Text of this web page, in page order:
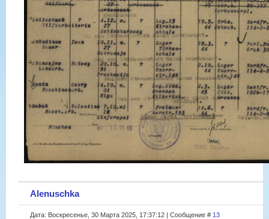
Alenuschka
Дата: Воскресенье, 30 Марта 2025, 17:37:12 | Сообщение # 13